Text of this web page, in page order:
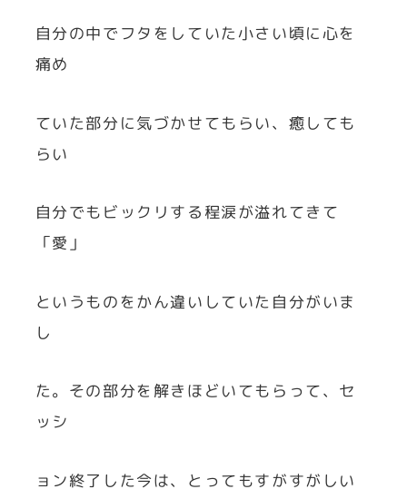
自分の中でフタをしていた小さい頃に心を
痛め
ていた部分に気づかせてもらい、癒しても
らい
自分でもビックリする程涙が溢れてきて
「愛」
というものをかん違いしていた自分がいま
し
た。その部分を解きほどいてもらって、セ
ッシ
ョン終了した今は、とってもすがすがしい